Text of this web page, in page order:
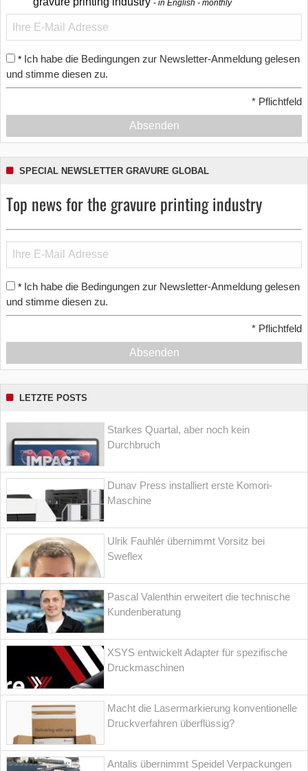
in English - monthly
* Ich habe die Bedingungen zur Newsletter-Anmeldung gelesen
und stimme diesen zu.
* Pflichtfeld
Absenden
SPECIAL NEWSLETTER GRAVURE GLOBAL
Top news for the gravure printing industry
* Ich habe die Bedingungen zur Newsletter-Anmeldung gelesen
und stimme diesen zu.
* Pflichtfeld
Absenden
LETZTE POSTS
Starkes Quartal, aber noch kein
Durchbruch
Dunav Press installiert erste Komori-
Maschine
Ulrik Fauhlér übernimmt Vorsitz bei
Sweflex
Pascal Valenthin erweitert die technische
Kundenberatung
XSYS entwickelt Adapter für spezifische
Druckmaschinen
Macht die Lasermarkierung konventionelle
Druckverfahren überflüssig?
Antalis übernimmt Speidel Verpackungen